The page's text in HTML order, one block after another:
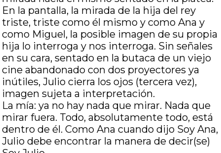
En la pantalla, la mirada de la hija del rey
triste, triste como él mismo y como Ana y
como Miguel, la posible imagen de su propia
hija lo interroga y nos interroga. Sin señales
en su cara, sentado en la butaca de un viejo
cine abandonado con dos proyectores ya
inútiles, Julio cierra los ojos (tercera vez),
imagen sujeta a interpretación.
La mía: ya no hay nada que mirar. Nada que
mirar fuera. Todo, absolutamente todo, está
dentro de él. Como Ana cuando dijo Soy Ana,
Julio debe encontrar la manera de decir(se)